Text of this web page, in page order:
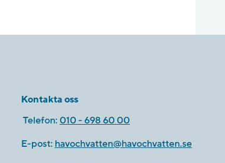
Kontakta oss
Telefon: 010 - 698 60 00
E-post: havochvatten@havochvatten.se